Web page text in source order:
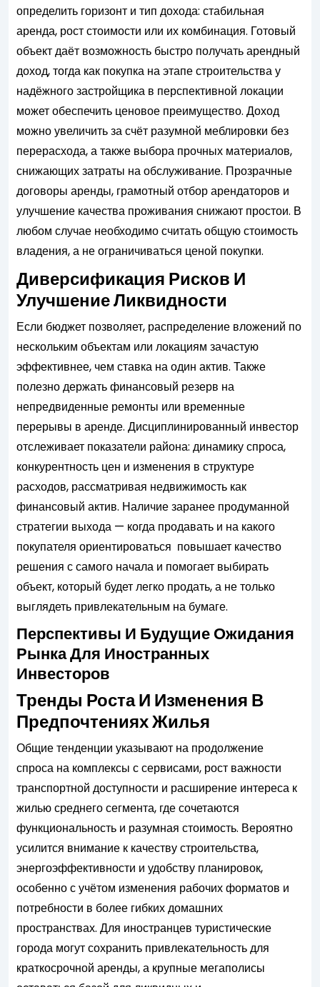
определить горизонт и тип дохода: стабильная
аренда, рост стоимости или их комбинация. Готовый
объект даёт возможность быстро получать арендный
доход, тогда как покупка на этапе строительства у
надёжного застройщика в перспективной локации
может обеспечить ценовое преимущество. Доход
можно увеличить за счёт разумной меблировки без
перерасхода, а также выбора прочных материалов,
снижающих затраты на обслуживание. Прозрачные
договоры аренды, грамотный отбор арендаторов и
улучшение качества проживания снижают простои. В
любом случае необходимо считать общую стоимость
владения, а не ограничиваться ценой покупки.
Диверсификация Рисков И
Улучшение Ликвидности
Если бюджет позволяет, распределение вложений по
нескольким объектам или локациям зачастую
эффективнее, чем ставка на один актив. Также
полезно держать финансовый резерв на
непредвиденные ремонты или временные
перерывы в аренде. Дисциплинированный инвестор
отслеживает показатели района: динамику спроса,
конкурентность цен и изменения в структуре
расходов, рассматривая недвижимость как
финансовый актив. Наличие заранее продуманной
стратегии выхода — когда продавать и на какого
покупателя ориентироваться повышает качество
решения с самого начала и помогает выбирать
объект, который будет легко продать, а не только
выглядеть привлекательным на бумаге.
Перспективы И Будущие Ожидания
Рынка Для Иностранных
Инвесторов
Тренды Роста И Изменения В
Предпочтениях Жилья
Общие тенденции указывают на продолжение
спроса на комплексы с сервисами, рост важности
транспортной доступности и расширение интереса к
жилью среднего сегмента, где сочетаются
функциональность и разумная стоимость. Вероятно
усилится внимание к качеству строительства,
энергоэффективности и удобству планировок,
особенно с учётом изменения рабочих форматов и
потребности в более гибких домашних
пространствах. Для иностранцев туристические
города могут сохранить привлекательность для
краткосрочной аренды, а крупные мегаполисы